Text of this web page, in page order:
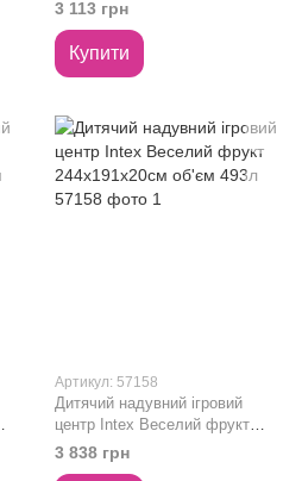
325х267х10см об'єм 470л
57147
3 113 грн
Купити
Артикул: 57158
Дитячий надувний ігровий
центр Intex Веселий фрукт
244x191x20см об'єм 493л
3 838 грн